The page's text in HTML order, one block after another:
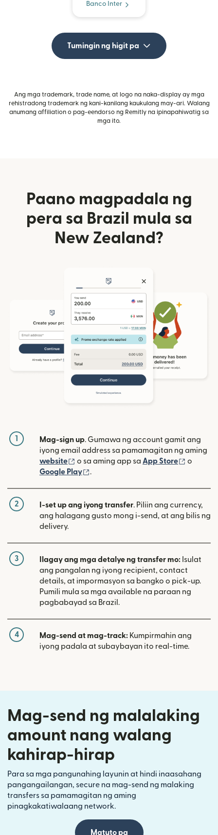
Banco Inter
Tumingin ng higit pa
Ang mga trademark, trade name, at logo na naka-display ay mga
rehistradong trademark ng kani-kanilang kaukulang may-ari. Walang
anumang affiliation o pag-eendorso ng Remitly na ipinapahiwatig sa
mga ito.
Paano magpadala ng
pera sa Brazil mula sa
New Zealand?
1 Mag-sign up. Gumawa ng account gamit ang
iyong email address sa pamamagitan ng aming
website
(bubukas sa bagong window)
o sa aming app sa App Store
o
Google Play
(bubukas sa bagong window)
.
2 I-set up ang iyong transfer. Piliin ang currency,
ang halagang gusto mong i-send, at ang bilis ng
delivery.
3 Ilagay ang mga detalye ng transfer mo: Isulat
ang pangalan ng iyong recipient, contact
details, at impormasyon sa bangko o pick-up.
Pumili mula sa mga available na paraan ng
pagbabayad sa Brazil.
4 Mag-send at mag-track: Kumpirmahin ang
iyong padala at subaybayan ito real-time.
Mag-send ng malalaking
amount nang walang
kahirap-hirap
Para sa mga pangunahing layunin at hindi inaasahang
pangangailangan, secure na mag-send ng malaking
transfers sa pamamagitan ng aming
pinagkakatiwalaang network.
Matuto pa